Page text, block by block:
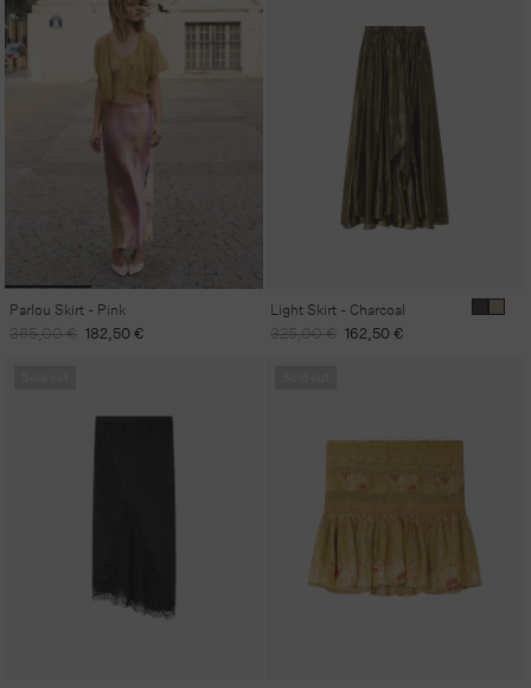
Parlou Skirt - Pink
Regular
365,00 € Sale
182,50 €
Light Skirt - Charcoal
Regular
325,00 € Sale
162,50 €